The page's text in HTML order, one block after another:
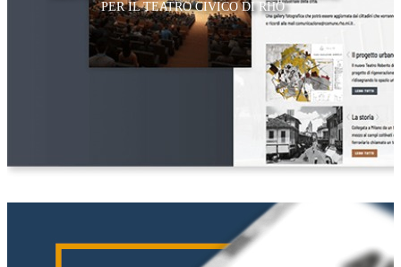
PER IL TEATRO CIVICO DI RHO